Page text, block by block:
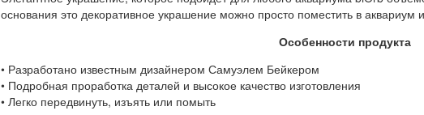
основания это декоративное украшение можно просто поместить в аквариум
Особенности продукта
• Разработано известным дизайнером Самуэлем Бейкером
• Подробная проработка деталей и высокое качество изготовления
• Легко передвинуть, изъять или помыть